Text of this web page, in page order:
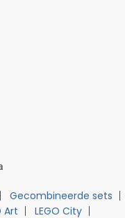
Gecombineerde sets
Art LEGO City